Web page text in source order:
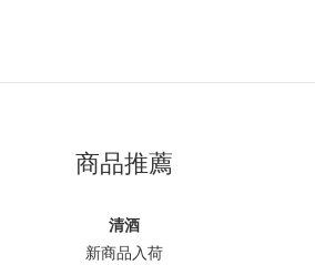
商品推薦
清酒
新商品入荷